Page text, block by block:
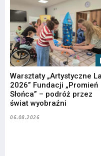
Warsztaty „Artystyczne
2026” Fundacji „Promień
Słońca” – podróż przez
świat wyobraźni
06.08.2026